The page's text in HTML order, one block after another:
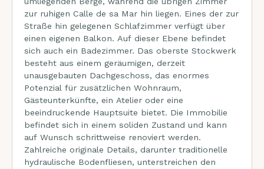
zur ruhigen Calle de sa Mar hin liegen. Eines der zur
Straße hin gelegenen Schlafzimmer verfügt über
einen eigenen Balkon. Auf dieser Ebene befindet
sich auch ein Badezimmer. Das oberste Stockwerk
besteht aus einem geräumigen, derzeit
unausgebauten Dachgeschoss, das enormes
Potenzial für zusätzlichen Wohnraum,
Gästeunterkünfte, ein Atelier oder eine
beeindruckende Hauptsuite bietet. Die Immobilie
befindet sich in einem soliden Zustand und kann
auf Wunsch schrittweise renoviert werden.
Zahlreiche originale Details, darunter traditionelle
hydraulische Bodenfliesen, unterstreichen den